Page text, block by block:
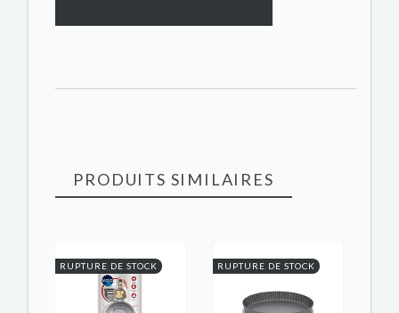
PRODUITS SIMILAIRES
RUPTURE DE STOCK RUPTURE DE STOCK